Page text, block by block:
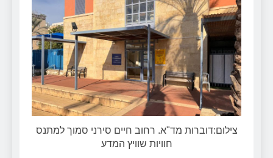
צילום:דוברות מד"א. רחוב חיים סירני סמוך למתנס
חוויות שוויץ המדע